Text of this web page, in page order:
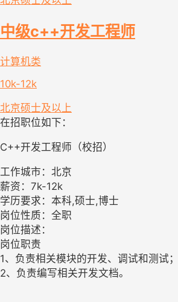
中级c++开发工程师
计算机类
10k-12k
北京硕士及以上
在招职位如下：
C++开发工程师（校招）
工作城市：北京
薪资：7k-12k
学历要求：本科,硕士,博士
岗位性质：全职
岗位描述：
岗位职责
1、负责相关模块的开发、调试和测试；
2、负责编写相关开发文档。